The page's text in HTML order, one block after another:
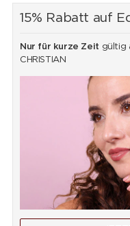
15% Rabatt auf
Nur für kurze Zeit gültig
CHRISTIAN